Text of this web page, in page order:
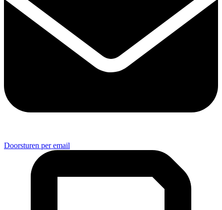
Doorsturen per email